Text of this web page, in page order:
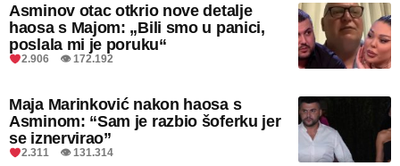
Asminov otac otkrio nove detalje
haosa s Majom: „Bili smo u panici,
poslala mi je poruku“
2.906 👁 172.192
Maja Marinković nakon haosa s
Asminom: “Sam je razbio šoferku jer
se iznervirao”
2.311 👁 131.314